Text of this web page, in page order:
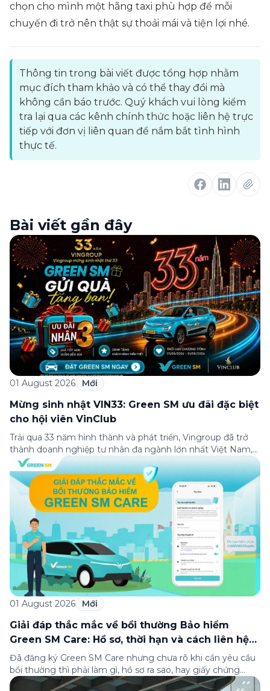
chọn cho mình một hãng taxi phù hợp để mỗi
chuyến đi trở nên thật sự thoải mái và tiện lợi nhé.
Thông tin trong bài viết được tổng hợp nhằm
mục đích tham khảo và có thể thay đổi mà
không cần báo trước. Quý khách vui lòng kiểm
tra lại qua các kênh chính thức hoặc liên hệ trực
tiếp với đơn vị liên quan để nắm bắt tình hình
thực tế.
Bài viết gần đây
01 August 2026 Mới
Mừng sinh nhật VIN33: Green SM ưu đãi đặc biệt
cho hội viên VinClub
Trải qua 33 năm hình thành và phát triển, Vingroup đã trở
thành doanh nghiệp tư nhân đa ngành lớn nhất Việt Nam,
lọt Top 30 doanh nghiệp lớn nhất Đông Nam Á theo bảng
xếp hạng của Tạp chí Fortune (Mỹ). Nhân kỷ niệm 33 năm
thành lập (8/8/1993 đến 8/8/2026), Green SM trân […]
01 August 2026 Mới
Giải đáp thắc mắc về bồi thường Bảo hiểm
Green SM Care: Hồ sơ, thời hạn và cách liên hệ
hỗ trợ
Đã đăng ký Green SM Care nhưng chưa rõ khi cần yêu cầu
bồi thường thì phải làm gì, hồ sơ ra sao, hay giấy chứng
nhận bảo hiểm tìm ở đâu? Bài viết này tổng hợp đầy đủ các